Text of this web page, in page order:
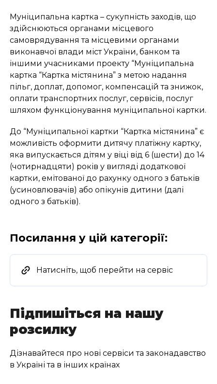
Муніципальна картка – сукупність заходів, що
здійснюються органами місцевого
самоврядування та місцевими органами
виконавчої влади міст України, банком та
іншими учасниками проекту “Муніципальна
картка “Картка містянина” з метою надання
пільг, доплат, допомог, компенсацій та знижок,
оплати транспортних послуг, сервісів, послуг
шляхом функціонування муніципальної картки.
До “Муніципальної картки “Картка містянина” є
можливість оформити дитячу платіжну картку,
яка випускається дітям у віці від 6 (шести) до 14
(чотирнадцяти) років у вигляді додаткової
картки, емітованої до рахунку одного з батьків
(усиновлювачів) або опікунів дитини (далі
одного з батьків).
Посилання у цій категорії:
Натисніть, щоб перейти на сервіс
Підпишіться на нашу
розсилку
Дізнавайтеся про нові сервіси та законадавство
в Україні та в інших країнах